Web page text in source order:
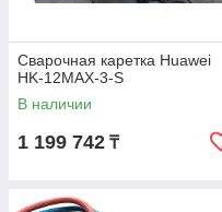
Сварочная каретка Huawei
HK-12MAX-3-S
В наличии
1 199 742 ₸